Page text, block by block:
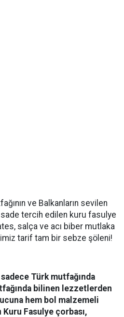
ve Balkanların sevilen
tercih edilen kuru fasulye
salça ve acı biber mutlaka
tarif tam bir sebze şöleni!
Türk mutfağında
bilinen lezzetlerden
hem bol malzemeli
Fasulye çorbası,